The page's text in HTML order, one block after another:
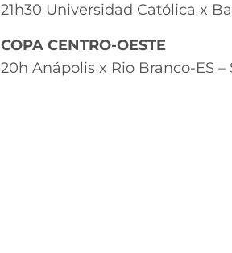
21h30 Universidad Católica x
COPA CENTRO-OESTE
20h Anápolis x Rio Branco-ES